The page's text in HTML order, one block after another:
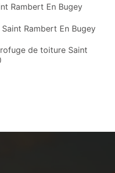
Rambert En Bugey
Rambert En Bugey
de toiture Saint